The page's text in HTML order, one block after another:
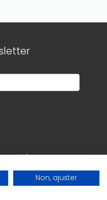
Non, ajuster